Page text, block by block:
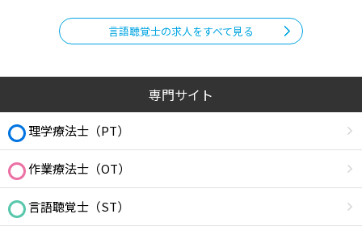
言語聴覚士の求人をすべて見る
専門サイト
理学療法士（PT）
作業療法士（OT）
言語聴覚士（ST）